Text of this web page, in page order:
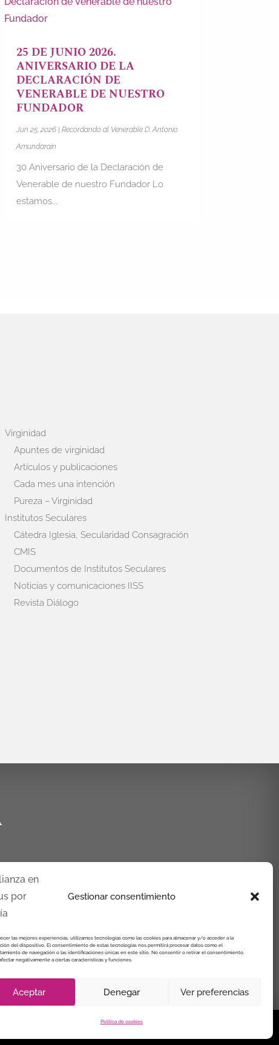
Gestionar consentimiento
las mejores experiencias, utilizamos tecnologías como las cookies para almacenar y/o acceder a la
del dispositivo. El consentimiento de estas tecnologías nos permitirá procesar datos como el
de navegación o las identificaciones únicas en este sitio. No consentir o retirar el consentimiento,
negativamente a ciertas características y funciones.
Aceptar Denegar Ver preferencias
Política de cookies
25 DE JUNIO 2026.
ANIVERSARIO DE LA
DECLARACIÓN DE
VENERABLE DE NUESTRO
FUNDADOR
Jun 25, 2026| Recordando al Venerable D. Antonio
Amundarain
30 Aniversario de la Declaración de
Venerable de nuestro Fundador Lo
estamos...
Virginidad
Apuntes de virginidad
Artículos y publicaciones
Cada mes una intención
Pureza – Virginidad
Institutos Seculares
Cátedra Iglesia, Secularidad Consagración
CMIS
Documentos de Institutos Seculares
Noticias y comunicaciones IISS
Revista Diálogo